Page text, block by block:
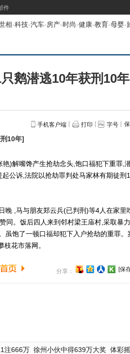
件
相-科技-汽车-房产-时尚-健康-教育-母婴-
鹅潜逃10年获刑10年
手机客户端 打印 字号
10年]
)解嘴馋产生抢劫念头,饱口福犯下重罪,
公诉,法院以抢劫罪判处马家林有期徒刑
,马与朋友郑云兵(已判刑)等4人在家里
同。饭后四人来到邻村梁王庙村,采取暴
虽饱了一顿口福却犯下入户抢劫的重罪。
花市落网。
分享： [保
注666万 徐州小伙中得639万大奖 体彩